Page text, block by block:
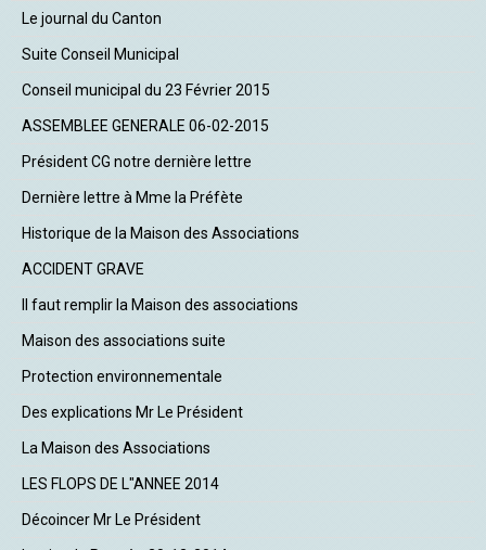
Le journal du Canton
Suite Conseil Municipal
Conseil municipal du 23 Février 2015
ASSEMBLEE GENERALE 06-02-2015
Président CG notre dernière lettre
Dernière lettre à Mme la Préfète
Historique de la Maison des Associations
ACCIDENT GRAVE
Il faut remplir la Maison des associations
Maison des associations suite
Protection environnementale
Des explications Mr Le Président
La Maison des Associations
LES FLOPS DE L"ANNEE 2014
Décoincer Mr Le Président